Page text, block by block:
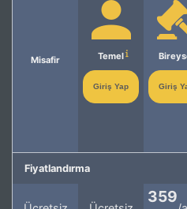
Misafir Temel
Giriş Yap Giriş
Fiyatlandırma
359